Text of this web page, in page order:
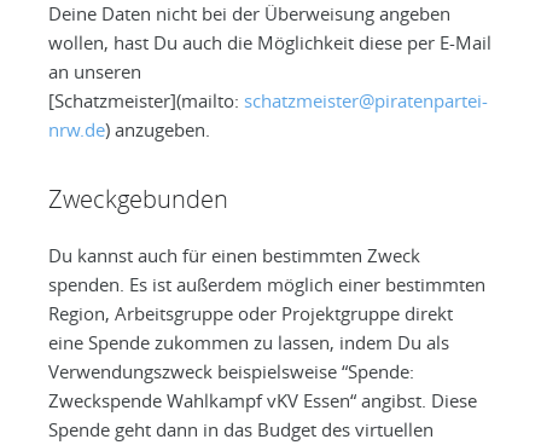
Deine Daten nicht bei der Überweisung angeben
wollen, hast Du auch die Möglichkeit diese per E-Mail
an unseren
[Schatzmeister](mailto: schatzmeister@piratenpartei-
nrw.de) anzugeben.
Zweckgebunden
Du kannst auch für einen bestimmten Zweck
spenden. Es ist außerdem möglich einer bestimmten
Region, Arbeitsgruppe oder Projektgruppe direkt
eine Spende zukommen zu lassen, indem Du als
Verwendungszweck beispielsweise “Spende:
Zweckspende Wahlkampf vKV Essen“ angibst. Diese
Spende geht dann in das Budget des virtuellen